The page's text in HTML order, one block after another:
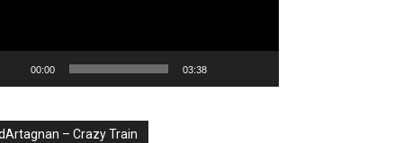
00:00 03:38
– Crazy Train